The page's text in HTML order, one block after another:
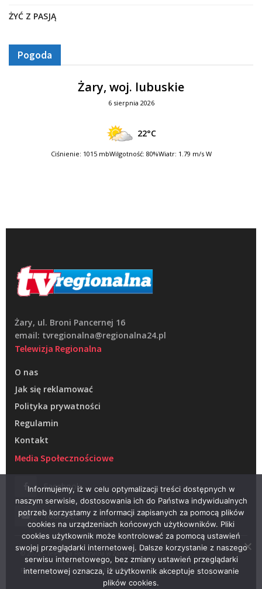
ŻYĆ Z PASJĄ
Pogoda
Żary, woj. lubuskie
6 sierpnia 2026
22°C
Ciśnienie: 1015 mbWilgotność: 80%Wiatr: 1.79 m/s W
Żary, ul. Broni Pancernej 16
email: tvregionalna@regionalna24.pl
Telewizja Regionalna
O nas
Jak się reklamować
Polityka prywatności
Regulamin
Kontakt
Media Społecznościowe
Facebook
Youtube
© 2022 – Telewizja Regionalna w Żarach
Projektowanie stron WWW –RAGACOM
Informujemy, iż w celu optymalizacji treści dostępnych w
naszym serwisie, dostosowania ich do Państwa indywidualnych
potrzeb korzystamy z informacji zapisanych za pomocą plików
cookies na urządzeniach końcowych użytkowników. Pliki
cookies użytkownik może kontrolować za pomocą ustawień
swojej przeglądarki internetowej. Dalsze korzystanie z naszego
serwisu internetowego, bez zmiany ustawień przeglądarki
internetowej oznacza, iż użytkownik akceptuje stosowanie
plików cookies.